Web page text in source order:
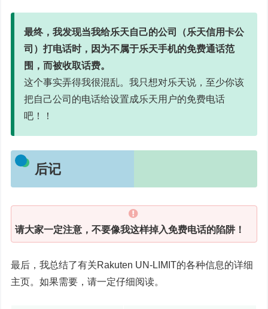
最终，我发现当我给乐天自己的公司（乐天信用卡公
司）打电话时，因为不属于乐天手机的免费通话范
围，而被收取话费。
这个事实弄得我很混乱。我只想对乐天说，至少你该
把自己公司的电话给设置成乐天用户的免费电话
吧！！
后记
请大家一定注意，不要像我这样掉入免费电话的陷阱！
最后，我总结了有关Rakuten UN-LIMIT的各种信息的详细
主页。如果需要，请一定仔细阅读。